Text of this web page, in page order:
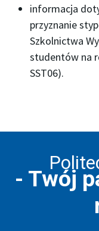
informacja
przyznanie
Szkolnictwa
studentów na
SST06).
- Twój